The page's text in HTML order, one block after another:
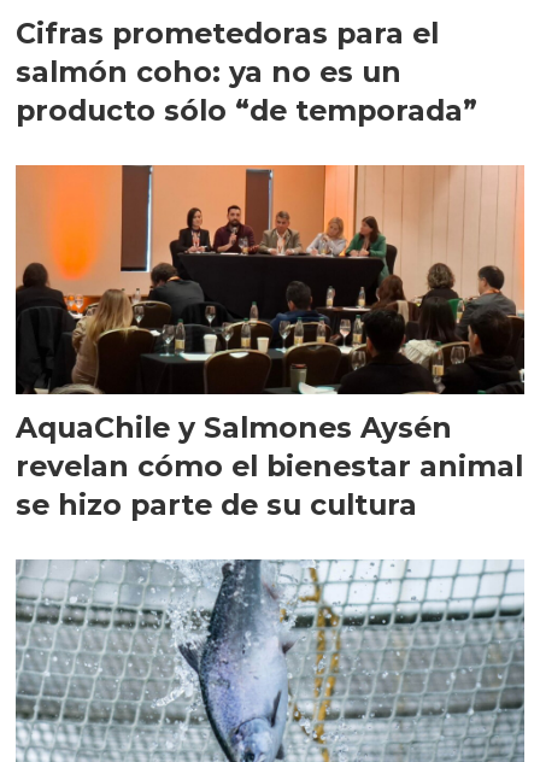
Cifras prometedoras para el
salmón coho: ya no es un
producto sólo “de temporada”
AquaChile y Salmones Aysén
revelan cómo el bienestar animal
se hizo parte de su cultura